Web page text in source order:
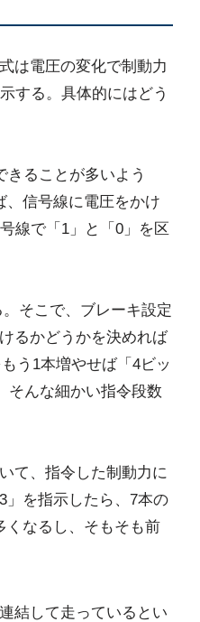
は電圧の変化で制動力
する。具体的にはどう
ることが多いよう
、信号線に電圧をかけ
線で「1」と「0」を区
そこで、ブレーキ設定
るかどうかを決めれば
う1本増やせば「4ビッ
そんな細かい指令段数
て、指令した制動力に
」を指示したら、7本の
くなるし、そもそも前
結して走っているとい